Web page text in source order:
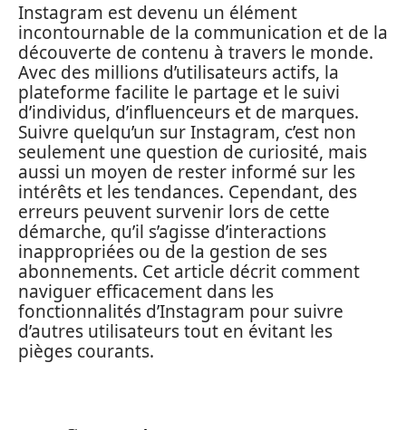
Instagram est devenu un élément
incontournable de la communication et de la
découverte de contenu à travers le monde.
Avec des millions d’utilisateurs actifs, la
plateforme facilite le partage et le suivi
d’individus, d’influenceurs et de marques.
Suivre quelqu’un sur Instagram, c’est non
seulement une question de curiosité, mais
aussi un moyen de rester informé sur les
intérêts et les tendances. Cependant, des
erreurs peuvent survenir lors de cette
démarche, qu’il s’agisse d’interactions
inappropriées ou de la gestion de ses
abonnements. Cet article décrit comment
naviguer efficacement dans les
fonctionnalités d’Instagram pour suivre
d’autres utilisateurs tout en évitant les
pièges courants.